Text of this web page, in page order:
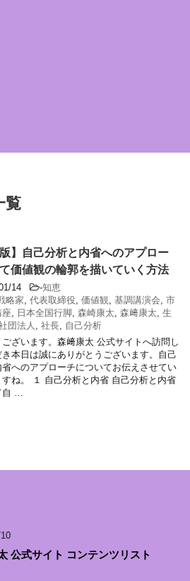
覧
版】自己分析と内省へのアプロー
価値観の輪郭を描いていく方法
14 -知恵
略家 代表取締役 価値観 基調講演会 市
座
日本全国行脚 森崎康太 森﨑康太 生
団法人 社長 自己分析
ございます。森﨑康太 公式サイトへ訪問し
本日は誠にありがとうございます。自己
へのアプローチについてお伝えさせてい
すね。 １ 自己分析と内省 自己分析と内省
…
公式サイト コンテンツリスト